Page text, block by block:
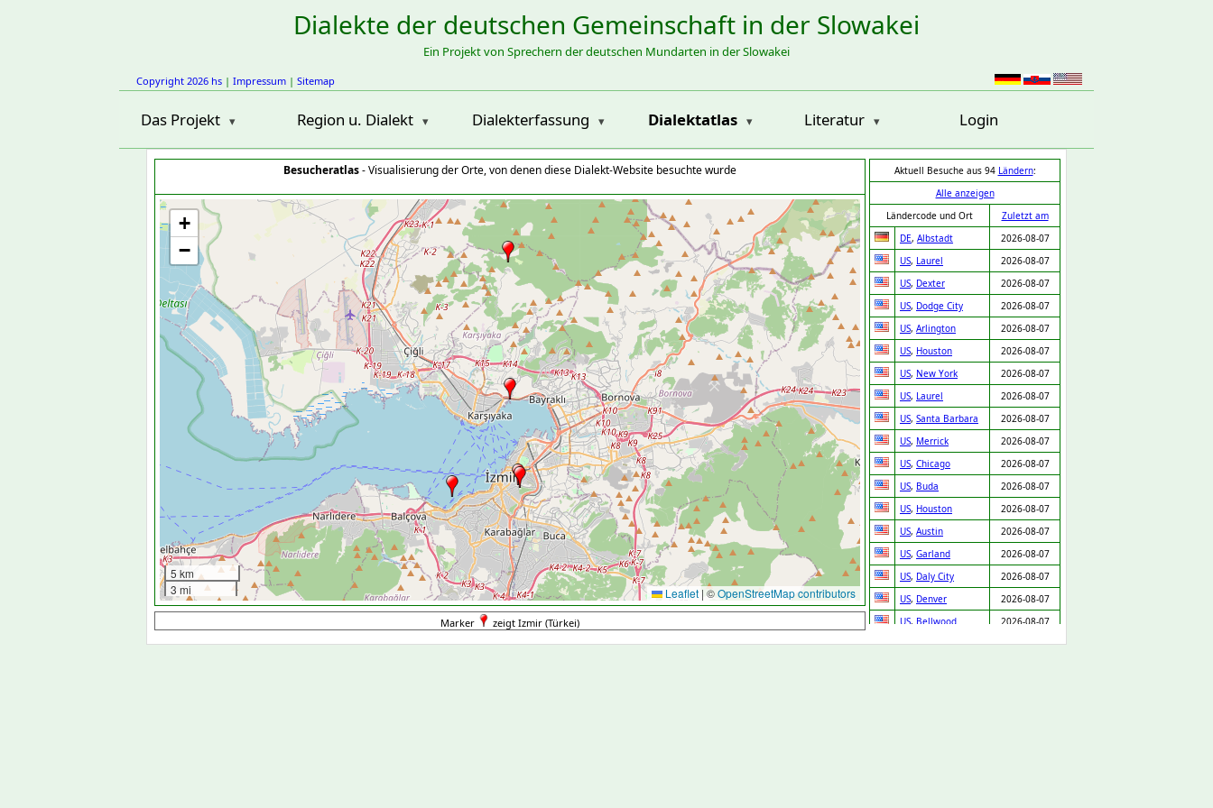
Dialekte der deutschen Gemeinschaft in der Slowakei
Ein Projekt von Sprechern der deutschen Mundarten in der Slowakei
Copyright 2026 hs | Impressum | Sitemap
Das Projekt Region u. Dialekt Dialekterfassung Dialektatlas Literatur Login
Besucheratlas- Visualisierung der Orte, von denen diese Dialekt-Website besuchte wurde
+
−
5 km
3 mi
Leaflet |©OpenStreetMap contributors
Aktuell Besuche aus 94 Ländern:
Alle anzeigen
Ländercode und Ort
Zuletzt am
DE, Albstadt
2026-08-07
US, Laurel
2026-08-07
US, Dexter
2026-08-07
US, Dodge City
2026-08-07
US, Arlington
2026-08-07
US, Houston
2026-08-07
US, New York
2026-08-07
US, Laurel
2026-08-07
US, Santa Barbara
2026-08-07
US, Merrick
2026-08-07
US, Chicago
2026-08-07
US, Buda
2026-08-07
US, Houston
2026-08-07
US, Austin
2026-08-07
US, Garland
2026-08-07
US, Daly City
2026-08-07
US, Denver
2026-08-07
US, Bellwood
2026-08-07
US,Fontana
2026-08-07
Marker zeigt Izmir (Türkei)